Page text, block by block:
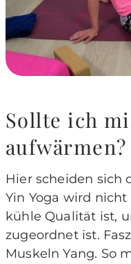
Sollte ich
aufwärmen?
Hier scheiden sich
Yin Yoga wird
kühle Qualität ist,
zugeordnet ist.
Muskeln Yang. So